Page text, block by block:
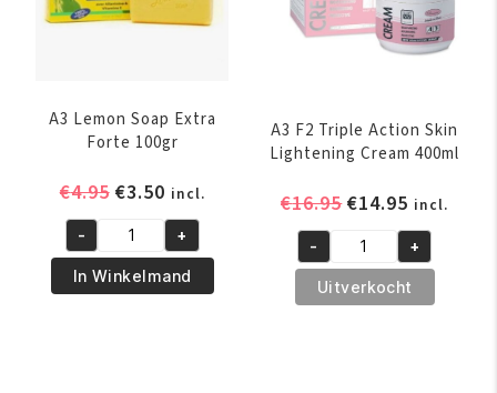
A3 Lemon Soap Extra
Forte 100gr
€4.95 Oorspronkelijke
was:
€4.95.
€3.50Huidige
prijs
is:
€3.50.
incl.
A3
Lemon
Soap
- +
In Winkelmand
A3 F2 Triple Action Skin
Lightening Cream 400ml
€16.95
was:
€16.95.
€14.95 Huidige
prijs
is:
€14.95.
incl.
A3
Triple
- +
Uitverkocht